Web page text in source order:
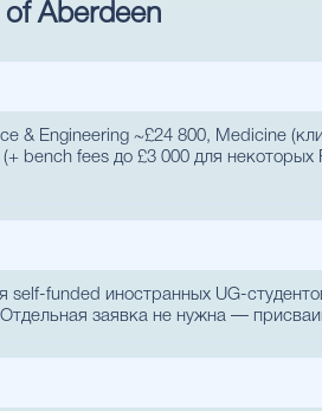
Aberdeen
& Engineering ~£24 800, Medicine
bench fees до £3 000 для некоторых
funded иностранных UG-
заявка не нужна —